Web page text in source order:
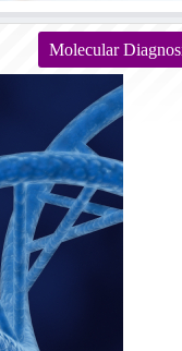
Molecular